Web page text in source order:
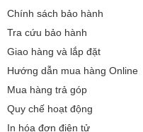
Chính sách bảo hành
Tra cứu bảo hành
Giao hàng và lắp đặt
Hướng dẫn mua hàng Online
Mua hàng trả góp
Quy chế hoạt động
In hóa đơn điện tử